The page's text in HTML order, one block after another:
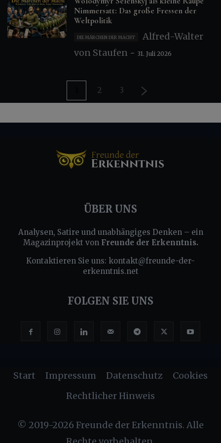
Nimmersatt: Das große Fressen der
Weltpolitik
DIE MÄRCHEN DER MACHT
Alfred-Walter
von Staufen - 31. Juli 2026
2 3
ÜBER UNS
Analysen, Satire und unabhängiges Denken – ein
Magazinprojekt von Freunde der Erkenntnis.
Kontaktieren Sie uns: kontakt@freunde-der-
erkenntnis.net
FOLGEN SIE UNS
Start Impressum Datenschutz
Cookies
Rechtlicher Hinweis
© 2019-2026 Freunde der Erkenntnis. Alle